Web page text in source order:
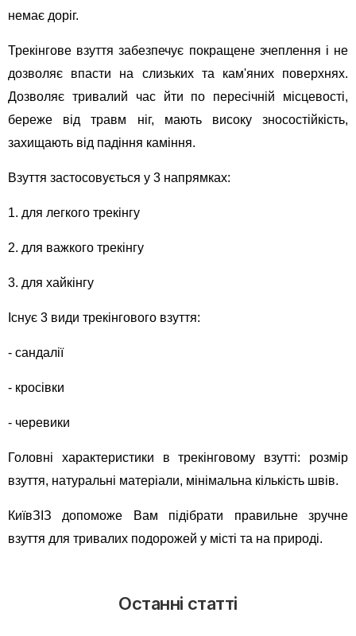
немає доріг.
Трекінгове взуття забезпечує покращене зчеплення і не
дозволяє впасти на слизьких та кам'яних поверхнях.
Дозволяє тривалий час йти по пересічній місцевості,
береже від травм ніг, мають високу зносостійкість,
захищають від падіння каміння.
Взуття застосовується у 3 напрямках:
1. для легкого трекінгу
2. для важкого трекінгу
3. для хайкінгу
Існує 3 види трекінгового взуття:
- сандалії
- кросівки
- черевики
Головні характеристики в трекінговому взутті: розмір
взуття, натуральні матеріали, мінімальна кількість швів.
КиївЗІЗ допоможе Вам підібрати правильне зручне
взуття для тривалих подорожей у місті та на природі.
Останні статті